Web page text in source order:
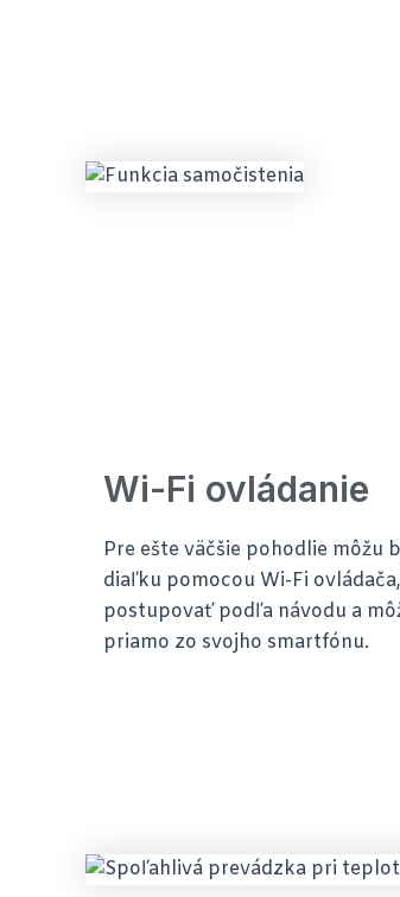
Wi-Fi ovládanie
Pre ešte väčšie pohodlie môžu
diaľku pomocou Wi-Fi
postupovať podľa návodu a
priamo zo svojho smartfónu.